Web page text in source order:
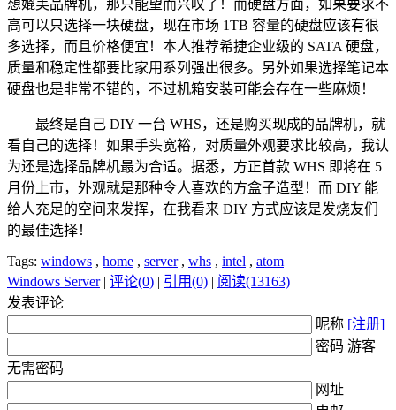
想媲美品牌机，那只能望而兴叹了！而硬盘方面，如果要求不
高可以只选择一块硬盘，现在市场 1TB 容量的硬盘应该有很
多选择，而且价格便宜！本人推荐希捷企业级的 SATA 硬盘，
质量和稳定性都要比家用系列强出很多。另外如果选择笔记本
硬盘也是非常不错的，不过机箱安装可能会存在一些麻烦！
最终是自己 DIY 一台 WHS，还是购买现成的品牌机，就
看自己的选择！如果手头宽裕，对质量外观要求比较高，我认
为还是选择品牌机最为合适。据悉，方正首款 WHS 即将在 5
月份上市，外观就是那种令人喜欢的方盒子造型！而 DIY 能
给人充足的空间来发挥，在我看来 DIY 方式应该是发烧友们
的最佳选择！
Tags: windows , home , server, whs , intel , atom
Windows Server| 评论(0) | 引用(0) | 阅读(13163)
发表评论
昵称 [注册]
密码 游客
无需密码
网址